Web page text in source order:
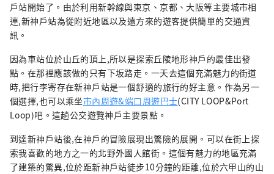
戶站開始了。由於利用新幹線與東京、京都、大阪等主要城市相
連,新神戶站為從附近地區以及遠方來的遊客提供簡單的交通資
訊。
因為車站位於山丘的頂上,所以是探索丘陵地形神戶的最佳出發
點。在那裡應該做的只有下坂路走。一天去這個充滿魅力的街道
時,把行李寄存在新神戶站是一個舒適的旅行的好主意。作為另一
個選擇,也可以乘坐市內周遊&端口周遊巴士(CITY LOOP&Port
Loop)吧。這趟公交遊覽神戶主要景點。
到達新神戶站後,在神戶的冒險展現出驚險的展開。可以在街上探
索我喜歡的地方之一的北野外國人館街。這個有魅力的地區充滿
了建築的驚異,位於距新神戶站徒步10分鐘的距離,位於六甲山的山